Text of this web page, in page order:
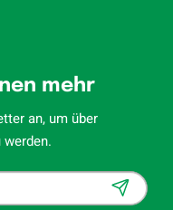
mehr
an, um über